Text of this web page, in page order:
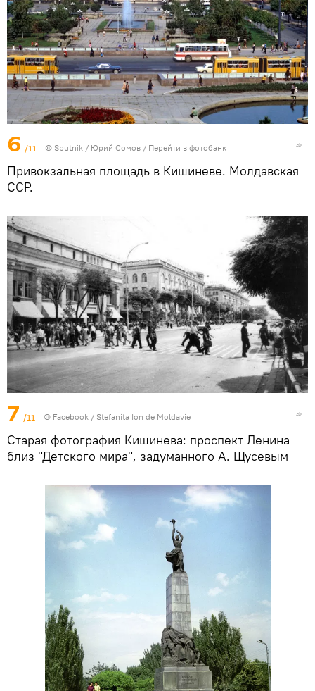
6 /11 © Sputnik / Юрий Сомов / Перейти в фотобанк
Привокзальная площадь в Кишиневе. Молдавская
ССР.
7 /11 © Facebook / Stefanita Ion de Moldavie
Старая фотография Кишинева: проспект Ленина
близ "Детского мира", задуманного А. Щусевым